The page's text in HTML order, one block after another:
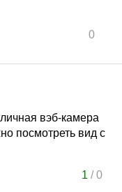
0
вэб-камера
посмотреть вид с
1 /0